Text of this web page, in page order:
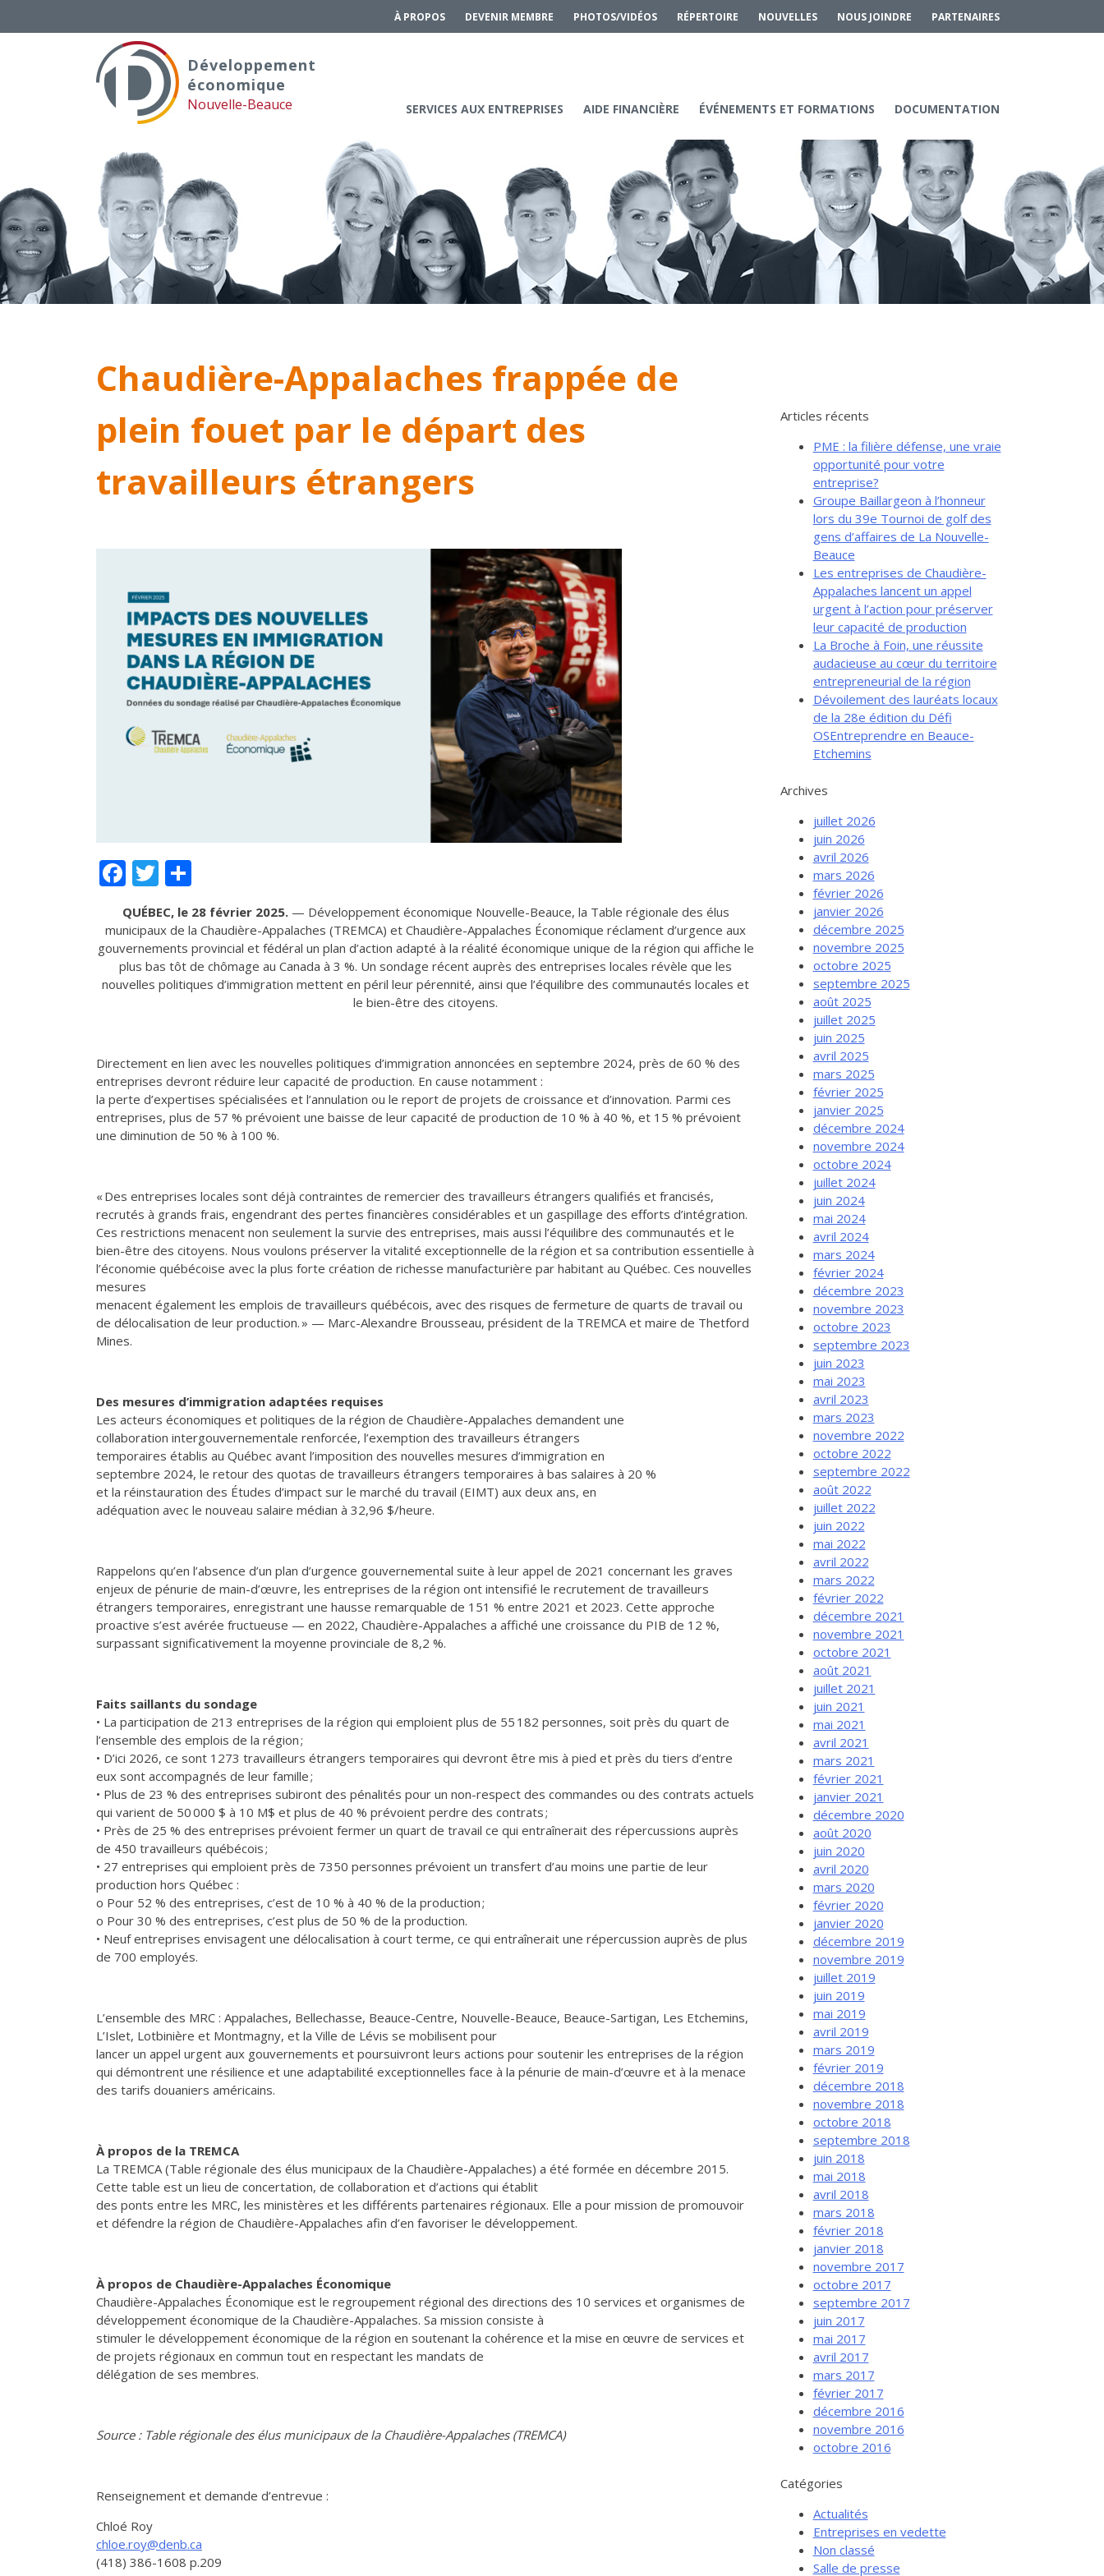
Services aux entreprises
Innovation / Productivité
Investir en Nouvelle-Beauce
Services-conseils – démarrage
Services-conseils – croissance
À PROPOS DEVENIR MEMBRE PHOTOS/VIDÉOS RÉPERTOIRE NOUVELLES NOUS JOINDRE PARTENAIRES
Développement
économique
Nouvelle-Beauce SERVICES AUX ENTREPRISES AIDE FINANCIÈRE ÉVÉNEMENTS ET FORMATIONS DOCUMENTATION
Chaudière-Appalaches frappée de
plein fouet par le départ des
travailleurs étrangers
Facebook
Twitter
QUÉBEC, le 28 février 2025.— Développement économique Nouvelle-Beauce, la Table régionale des élus
municipaux de la Chaudière-Appalaches (TREMCA) et Chaudière-Appalaches Économique réclament d’urgence aux
gouvernements provincial et fédéral un plan d’action adapté à la réalité économique unique de la région qui affiche le
plus bas tôt de chômage au Canada à 3 %. Un sondage récent auprès des entreprises locales révèle que les
nouvelles politiques d’immigration mettent en péril leur pérennité, ainsi que l’équilibre des communautés locales et
le bien-être des citoyens.
Directement en lien avec les nouvelles politiques d’immigration annoncées en septembre 2024, près de 60 % des
entreprises devront réduire leur capacité de production. En cause notamment :
la perte d’expertises spécialisées et l’annulation ou le report de projets de croissance et d’innovation. Parmi ces
entreprises, plus de 57 % prévoient une baisse de leur capacité de production de 10 % à 40 %, et 15 % prévoient
une diminution de 50 % à 100 %.
« Des entreprises locales sont déjà contraintes de remercier des travailleurs étrangers qualifiés et francisés,
recrutés à grands frais, engendrant des pertes financières considérables et un gaspillage des efforts d’intégration.
Ces restrictions menacent non seulement la survie des entreprises, mais aussi l’équilibre des communautés et le
bien-être des citoyens. Nous voulons préserver la vitalité exceptionnelle de la région et sa contribution essentielle à
l’économie québécoise avec la plus forte création de richesse manufacturière par habitant au Québec. Ces nouvelles
mesures
menacent également les emplois de travailleurs québécois, avec des risques de fermeture de quarts de travail ou
de délocalisation de leur production. » — Marc-Alexandre Brousseau, président de la TREMCA et maire de Thetford
Mines.
Des mesures d’immigration adaptées requises
Les acteurs économiques et politiques de la région de Chaudière-Appalaches demandent une
collaboration intergouvernementale renforcée, l’exemption des travailleurs étrangers
temporaires établis au Québec avant l’imposition des nouvelles mesures d’immigration en
septembre 2024, le retour des quotas de travailleurs étrangers temporaires à bas salaires à 20 %
et la réinstauration des Études d’impact sur le marché du travail (EIMT) aux deux ans, en
adéquation avec le nouveau salaire médian à 32,96 $/heure.
Rappelons qu’en l’absence d’un plan d’urgence gouvernemental suite à leur appel de 2021 concernant les graves
enjeux de pénurie de main-d’œuvre, les entreprises de la région ont intensifié le recrutement de travailleurs
étrangers temporaires, enregistrant une hausse remarquable de 151 % entre 2021 et 2023. Cette approche
proactive s’est avérée fructueuse — en 2022, Chaudière-Appalaches a affiché une croissance du PIB de 12 %,
surpassant significativement la moyenne provinciale de 8,2 %.
Faits saillants du sondage
• La participation de 213 entreprises de la région qui emploient plus de 55 182 personnes, soit près du quart de
l’ensemble des emplois de la région ;
• D’ici 2026, ce sont 1273 travailleurs étrangers temporaires qui devront être mis à pied et près du tiers d’entre
eux sont accompagnés de leur famille ;
• Plus de 23 % des entreprises subiront des pénalités pour un non-respect des commandes ou des contrats actuels
qui varient de 50 000 $ à 10 M$ et plus de 40 % prévoient perdre des contrats ;
• Près de 25 % des entreprises prévoient fermer un quart de travail ce qui entraînerait des répercussions auprès
de 450 travailleurs québécois ;
• 27 entreprises qui emploient près de 7350 personnes prévoient un transfert d’au moins une partie de leur
production hors Québec :
o Pour 52 % des entreprises, c’est de 10 % à 40 % de la production ;
o Pour 30 % des entreprises, c’est plus de 50 % de la production.
• Neuf entreprises envisagent une délocalisation à court terme, ce qui entraînerait une répercussion auprès de plus
de 700 employés.
L’ensemble des MRC : Appalaches, Bellechasse, Beauce-Centre, Nouvelle-Beauce, Beauce-Sartigan, Les Etchemins,
L’Islet, Lotbinière et Montmagny, et la Ville de Lévis se mobilisent pour
lancer un appel urgent aux gouvernements et poursuivront leurs actions pour soutenir les entreprises de la région
qui démontrent une résilience et une adaptabilité exceptionnelles face à la pénurie de main-d’œuvre et à la menace
des tarifs douaniers américains.
À propos de la TREMCA
La TREMCA (Table régionale des élus municipaux de la Chaudière-Appalaches) a été formée en décembre 2015.
Cette table est un lieu de concertation, de collaboration et d’actions qui établit
des ponts entre les MRC, les ministères et les différents partenaires régionaux. Elle a pour mission de promouvoir
et défendre la région de Chaudière-Appalaches afin d’en favoriser le développement.
À propos de Chaudière-Appalaches Économique
Chaudière-Appalaches Économique est le regroupement régional des directions des 10 services et organismes de
développement économique de la Chaudière-Appalaches. Sa mission consiste à
stimuler le développement économique de la région en soutenant la cohérence et la mise en œuvre de services et
de projets régionaux en commun tout en respectant les mandats de
délégation de ses membres.
Source : Table régionale des élus municipaux de la Chaudière-Appalaches (TREMCA)
Renseignement et demande d’entrevue :
Chloé Roy
chloe.roy@denb.ca
(418) 386-1608 p.209
Articles récents
PME : la filière défense, une vraie
opportunité pour votre
entreprise?
Groupe Baillargeon à l’honneur
lors du 39e Tournoi de golf des
gens d’affaires de La Nouvelle-
Beauce
Les entreprises de Chaudière-
Appalaches lancent un appel
urgent à l’action pour préserver
leur capacité de production
La Broche à Foin, une réussite
audacieuse au cœur du territoire
entrepreneurial de la région
Dévoilement des lauréats locaux
de la 28e édition du Défi
OSEntreprendre en Beauce-
Etchemins
Archives
juillet 2026
juin 2026
avril 2026
mars 2026
février 2026
janvier 2026
décembre 2025
novembre 2025
octobre 2025
septembre 2025
août 2025
juillet 2025
juin 2025
avril 2025
mars 2025
février 2025
janvier 2025
décembre 2024
novembre 2024
octobre 2024
juillet 2024
juin 2024
mai 2024
avril 2024
mars 2024
février 2024
décembre 2023
novembre 2023
octobre 2023
septembre 2023
juin 2023
mai 2023
avril 2023
mars 2023
novembre 2022
octobre 2022
septembre 2022
août 2022
juillet 2022
juin 2022
mai 2022
avril 2022
mars 2022
février 2022
décembre 2021
novembre 2021
octobre 2021
août 2021
juillet 2021
juin 2021
mai 2021
avril 2021
mars 2021
février 2021
janvier 2021
décembre 2020
août 2020
juin 2020
avril 2020
mars 2020
février 2020
janvier 2020
décembre 2019
novembre 2019
juillet 2019
juin 2019
mai 2019
avril 2019
mars 2019
février 2019
décembre 2018
novembre 2018
octobre 2018
septembre 2018
juin 2018
mai 2018
avril 2018
mars 2018
février 2018
janvier 2018
novembre 2017
octobre 2017
septembre 2017
juin 2017
mai 2017
avril 2017
mars 2017
février 2017
décembre 2016
novembre 2016
octobre 2016
Catégories
Actualités
Entreprises en vedette
Non classé
Salle de presse